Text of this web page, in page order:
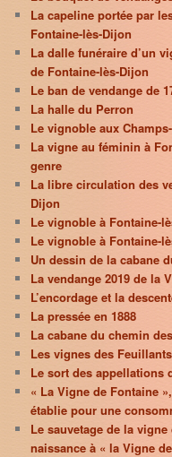
La capeline portée par
Fontaine-lès-Dijon
La dalle funéraire d’un
de Fontaine-lès-Dijon
Le ban de vendange de
La halle du Perron
Le vignoble aux
La vigne au féminin à
genre
La libre circulation des
Dijon
Le vignoble à Fontaine-
Le vignoble à Fontaine-
Un dessin de la cabane
La vendange 2019 de la
L’encordage et la
La pressée en 1888
La cabane du chemin
Les vignes des
Le sort des appellations
« La Vigne de Fontaine
établie pour une
Le sauvetage de la
naissance à « la Vigne